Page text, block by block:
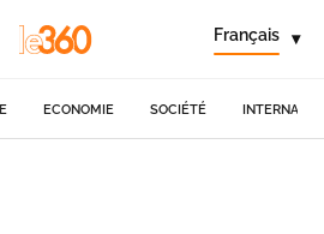
Français ▾
ECONOMIE SOCIÉTÉ